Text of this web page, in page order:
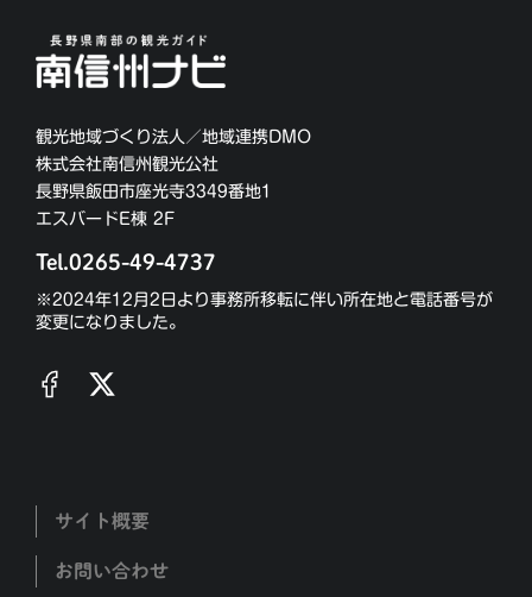
観光地域づくり法人／地域連携DMO
株式会社南信州観光公社
長野県飯田市座光寺3349番地1
エスバードE棟 2F
Tel.0265-49-4737
※2024年12月2日より事務所移転に伴い所在地と電話番号が
変更になりました。
サイト概要
お問い合わせ